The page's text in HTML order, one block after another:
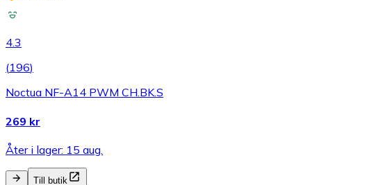
4.3
(196)
Noctua NF-A14 PWM CH.BK.S
269 kr
Åter i lager: 15 aug.
Till butik